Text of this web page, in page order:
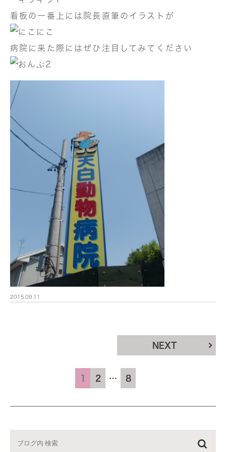
看板の一番上には院長直筆のイラストが
病院に来た際にはぜひ注目してみてください
2015.09.11
1 2 … 8
NEXT